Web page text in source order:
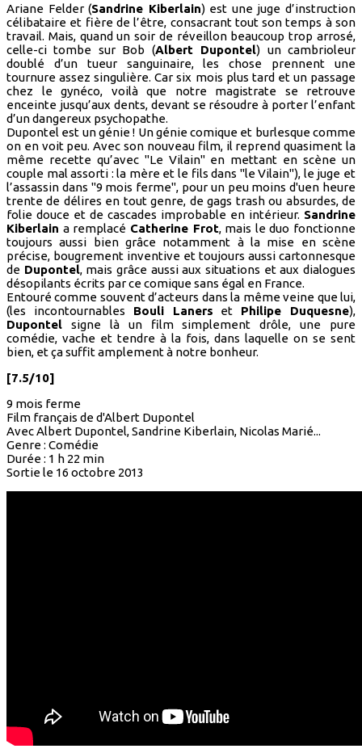
Ariane Felder (Sandrine Kiberlain) est une juge d’instruction
célibataire et fière de l’être, consacrant tout son temps à son
travail. Mais, quand un soir de réveillon beaucoup trop arrosé,
celle-ci tombe sur Bob (Albert Dupontel) un cambrioleur
doublé d’un tueur sanguinaire, les chose prennent une
tournure assez singulière. Car six mois plus tard et un passage
chez le gynéco, voilà que notre magistrate se retrouve
enceinte jusqu’aux dents, devant se résoudre à porter l’enfant
d’un dangereux psychopathe.
Dupontel est un génie ! Un génie comique et burlesque comme
on en voit peu. Avec son nouveau film, il reprend quasiment la
même recette qu’avec "Le Vilain" en mettant en scène un
couple mal assorti : la mère et le fils dans "le Vilain"), le juge et
l’assassin dans "9 mois ferme", pour un peu moins d'uen heure
trente de délires en tout genre, de gags trash ou absurdes, de
folie douce et de cascades improbable en intérieur. Sandrine
Kiberlain a remplacé Catherine Frot, mais le duo fonctionne
toujours aussi bien grâce notamment à la mise en scène
précise, bougrement inventive et toujours aussi cartonnesque
de Dupontel, mais grâce aussi aux situations et aux dialogues
désopilants écrits par ce comique sans égal en France.
Entouré comme souvent d’acteurs dans la même veine que lui,
(les incontournables Bouli Laners et Philipe Duquesne),
Dupontel signe là un film simplement drôle, une pure
comédie, vache et tendre à la fois, dans laquelle on se sent
bien, et ça suffit amplement à notre bonheur.
[7.5/10]
9 mois ferme
Film français de d'Albert Dupontel
Avec Albert Dupontel, Sandrine Kiberlain, Nicolas Marié...
Genre : Comédie
Durée : 1 h 22 min
Sortie le 16 octobre 2013